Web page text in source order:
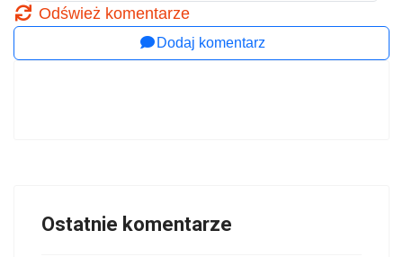
Odśwież komentarze
Dodaj komentarz
Ostatnie komentarze